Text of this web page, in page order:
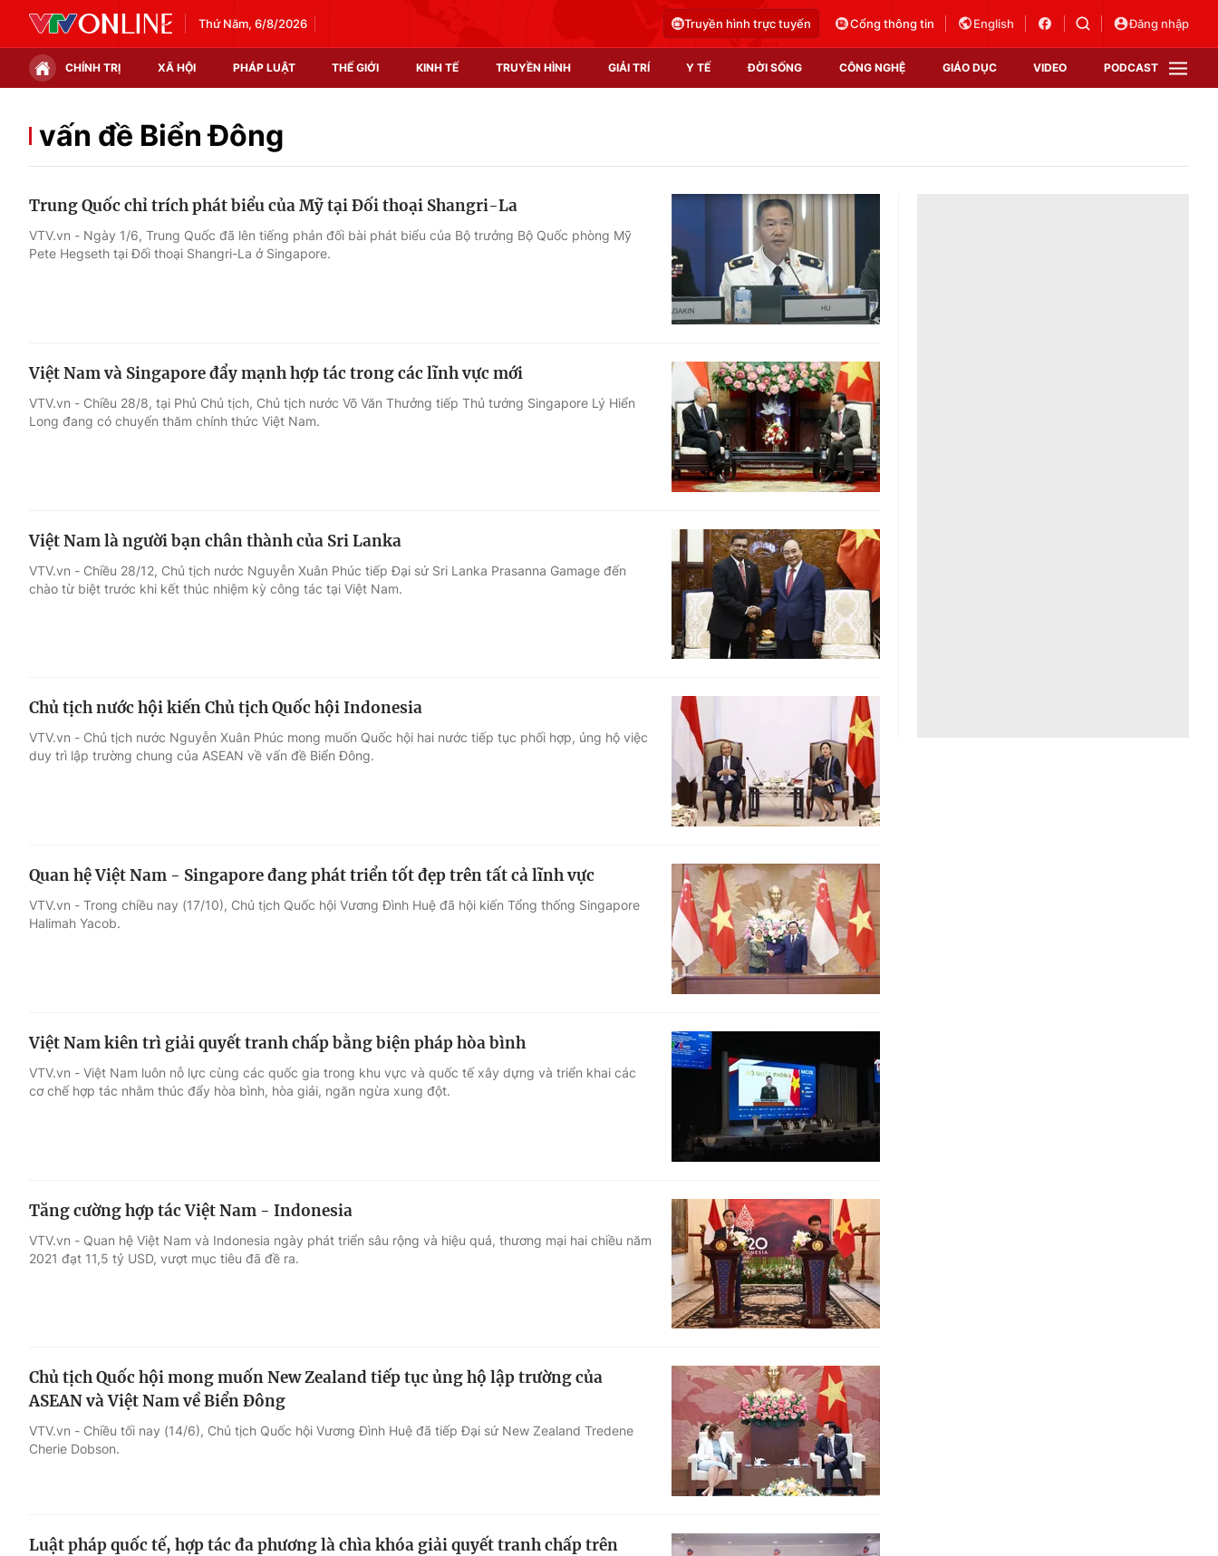
Thứ Năm, 6/8/2026 Truyền hình trực tuyến Cổng thông tin English Đăng nhập
CHÍNH TRỊ XÃ HỘI PHÁP LUẬT THẾ GIỚI KINH TẾ TRUYỀN HÌNH GIẢI TRÍ Y TẾ ĐỜI SỐNG CÔNG NGHỆ GIÁO DỤC VIDEO PODCAST
Chính trị
Thế giới đó đây
Thị trường
Video
Shorts video
Podcast
EMagazine
Photo
Infographic
Góc ảnh
Điện ảnh
Âm nhạc
Sao
Du lịch
Làm đẹp
Chất lượng cuộc sống
Học trực tuyến
Công nghệ
Hitech Công nghệ tương lai
Sản phẩm
Thị trường
Tư vấn
VTV Sức khoẻ
vấn đề Biển Đông
Trung Quốc chỉ trích phát biểu của Mỹ tại Đối thoại Shangri-La
VTV.vn - Ngày 1/6, Trung Quốc đã lên tiếng phản đối bài phát biểu của Bộ trưởng Bộ Quốc phòng Mỹ
Pete Hegseth tại Đối thoại Shangri-La ở Singapore.
Việt Nam và Singapore đẩy mạnh hợp tác trong các lĩnh vực mới
VTV.vn - Chiều 28/8, tại Phủ Chủ tịch, Chủ tịch nước Võ Văn Thưởng tiếp Thủ tướng Singapore Lý Hiển
Long đang có chuyến thăm chính thức Việt Nam.
Việt Nam là người bạn chân thành của Sri Lanka
VTV.vn - Chiều 28/12, Chủ tịch nước Nguyễn Xuân Phúc tiếp Đại sứ Sri Lanka Prasanna Gamage đến
chào từ biệt trước khi kết thúc nhiệm kỳ công tác tại Việt Nam.
Chủ tịch nước hội kiến Chủ tịch Quốc hội Indonesia
VTV.vn - Chủ tịch nước Nguyễn Xuân Phúc mong muốn Quốc hội hai nước tiếp tục phối hợp, ủng hộ việc
duy trì lập trường chung của ASEAN về vấn đề Biển Đông.
Quan hệ Việt Nam - Singapore đang phát triển tốt đẹp trên tất cả lĩnh vực
VTV.vn - Trong chiều nay (17/10), Chủ tịch Quốc hội Vương Đình Huệ đã hội kiến Tổng thống Singapore
Halimah Yacob.
Việt Nam kiên trì giải quyết tranh chấp bằng biện pháp hòa bình
VTV.vn - Việt Nam luôn nỗ lực cùng các quốc gia trong khu vực và quốc tế xây dựng và triển khai các
cơ chế hợp tác nhằm thúc đẩy hòa bình, hòa giải, ngăn ngừa xung đột.
Tăng cường hợp tác Việt Nam - Indonesia
VTV.vn - Quan hệ Việt Nam và Indonesia ngày phát triển sâu rộng và hiệu quả, thương mại hai chiều năm
2021 đạt 11,5 tỷ USD, vượt mục tiêu đã đề ra.
Chủ tịch Quốc hội mong muốn New Zealand tiếp tục ủng hộ lập trường của
ASEAN và Việt Nam về Biển Đông
VTV.vn - Chiều tối nay (14/6), Chủ tịch Quốc hội Vương Đình Huệ đã tiếp Đại sứ New Zealand Tredene
Cherie Dobson.
Luật pháp quốc tế, hợp tác đa phương là chìa khóa giải quyết tranh chấp trên